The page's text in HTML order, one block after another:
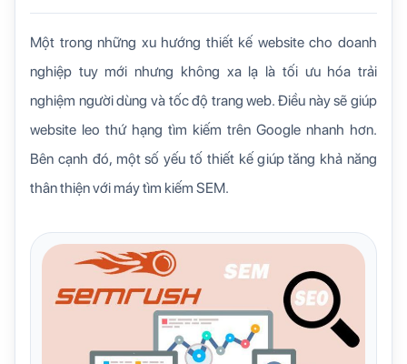
Một trong những xu hướng thiết kế website cho doanh
nghiệp tuy mới nhưng không xa lạ là tối ưu hóa trải
nghiệm người dùng và tốc độ trang web. Điều này sẽ giúp
website leo thứ hạng tìm kiếm trên Google nhanh hơn.
Bên cạnh đó, một số yếu tố thiết kế giúp tăng khả năng
thân thiện với máy tìm kiếm SEM.